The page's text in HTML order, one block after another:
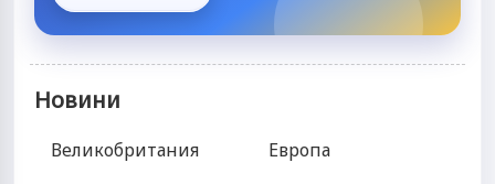
Новини
Великобритания
Европа